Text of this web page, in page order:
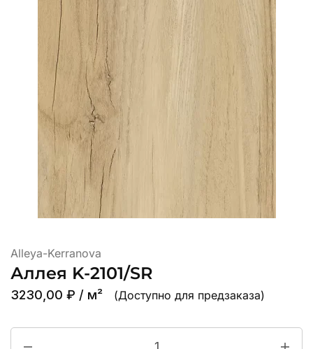
Alleya-Kerranova
Аллея K-2101/SR
3230,00 ₽ / м² (Доступно для предзаказа)